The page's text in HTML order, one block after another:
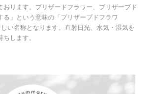
おります。ブリザードフラワー、ブリザーブド
る」という意味の「プリザーブドフラワ
い名称となります。直射日光、水気・湿気を
します。